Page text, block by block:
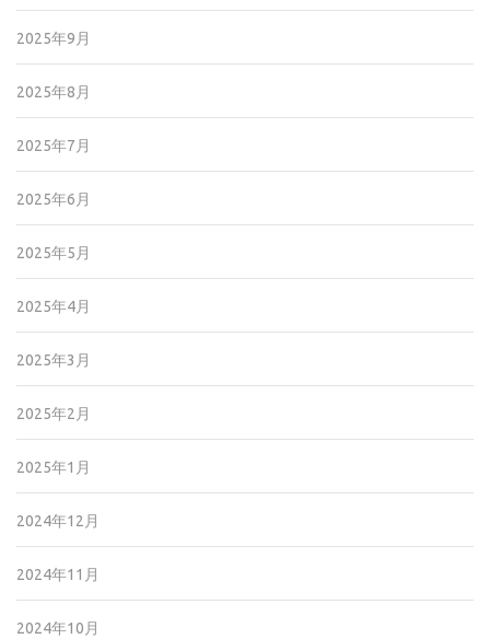
2025年9月
2025年8月
2025年7月
2025年6月
2025年5月
2025年4月
2025年3月
2025年2月
2025年1月
2024年12月
2024年11月
2024年10月